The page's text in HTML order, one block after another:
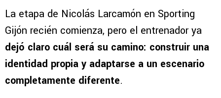
La etapa de Nicolás Larcamón en Sporting
Gijón recién comienza, pero el entrenador ya
dejó claro cuál será su camino: construir una
identidad propia y adaptarse a un escenario
completamente diferente.